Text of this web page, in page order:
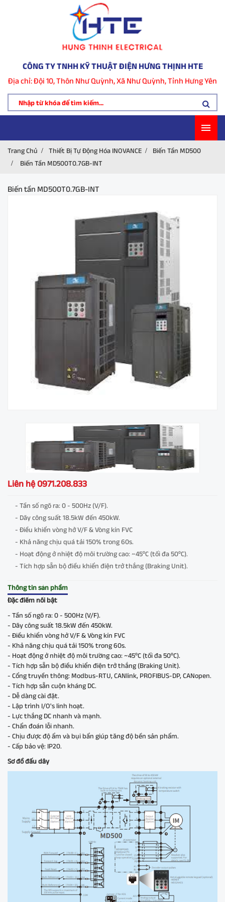
CÔNG TY TNHH KỸ THUẬT ĐIỆN HƯNG THỊNH HTE
Địa chỉ: Đội 10, Thôn Như Quỳnh, Xã Như Quỳnh, Tỉnh Hưng Yên
Trang Chủ Thiết Bị Tự Động Hóa INOVANCE
Biến Tần MD500
Biến Tần MD500T0.7GB-INT
Biến tần MD500T0.7GB-INT
Liên hệ 0971.208.833
- Tần số ngõ ra: 0 - 500Hz (V/F).
- Dãy công suất 18.5kW đến 450kW.
- Điều khiển vòng hở V/F & Vòng kín FVC
- Khả năng chịu quá tải 150% trong 60s.
- Hoạt động ở nhiệt độ môi trường cao: ~45⁰C (tối đa 50⁰C).
- Tích hợp sẵn bộ điều khiển điện trở thắng (Braking Unit).
Thông tin sản phầm
Đặc điểm nổi bật
- Tần số ngõ ra: 0 - 500Hz (V/F).
- Dãy công suất 18.5kW đến 450kW.
- Điều khiển vòng hở V/F & Vòng kín FVC
- Khả năng chịu quá tải 150% trong 60s.
- Hoạt động ở nhiệt độ môi trường cao: ~45⁰C (tối đa 50⁰C).
- Tích hợp sẵn bộ điều khiển điện trở thắng (Braking Unit).
- Cổng truyền thông: Modbus-RTU, CANlink, PROFIBUS-DP, CANopen.
- Tích hợp sẵn cuộn kháng DC.
- Dễ dàng cài đặt.
- Lập trình I/O's linh hoạt.
- Lực thắng DC nhanh và mạnh.
- Chẩn đoán lỗi nhanh.
- Chịu được độ ẩm và bụi bẩn giúp tăng độ bền sản phẩm.
- Cấp bảo vệ: IP20.
Sơ đồ đấu dây